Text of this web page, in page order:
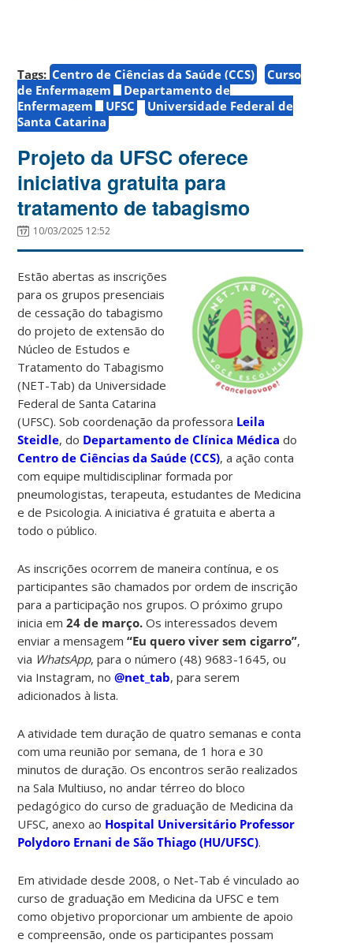
Tags: Centro de Ciências da Saúde (CCS)
Curso
de Enfermagem
Departamento de
Enfermagem
UFSC
Universidade Federal de
Santa Catarina
Projeto da UFSC oferece
iniciativa gratuita para
tratamento de tabagismo
10/03/2025 12:52
Estão abertas as inscrições
para os grupos presenciais
de cessação do tabagismo
do projeto de extensão do
Núcleo de Estudos e
Tratamento do Tabagismo
(NET-Tab) da Universidade
Federal de Santa Catarina
(UFSC). Sob coordenação da professora Leila
Steidle, do Departamento de Clínica Médica do
Centro de Ciências da Saúde (CCS), a ação conta
com equipe multidisciplinar formada por
pneumologistas, terapeuta, estudantes de Medicina
e de Psicologia. A iniciativa é gratuita e aberta a
todo o público.
As inscrições ocorrem de maneira contínua, e os
participantes são chamados por ordem de inscrição
para a participação nos grupos. O próximo grupo
inicia em24 de março.Os interessados devem
enviar a mensagem“Eu quero viver sem cigarro”,
via WhatsApp, para o número (48) 9683-1645, ou
via Instagram, no@net_tab, para serem
adicionados à lista.
A atividade tem duração de quatro semanas e conta
com uma reunião por semana, de 1 hora e 30
minutos de duração. Os encontros serão realizados
na Sala Multiuso, no andar térreo do bloco
pedagógico do curso de graduação de Medicina da
UFSC, anexo ao Hospital Universitário Professor
Polydoro Ernani de São Thiago (HU/UFSC).
Em atividade desde 2008, o Net-Tab é vinculado ao
curso de graduação em Medicina da UFSC e tem
como objetivo proporcionar um ambiente de apoio
e compreensão, onde os participantes possam